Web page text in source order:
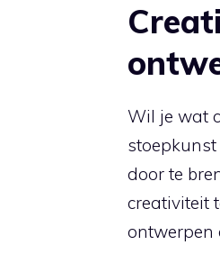
Wil je wat
door te
creativiteit
ontwerpen